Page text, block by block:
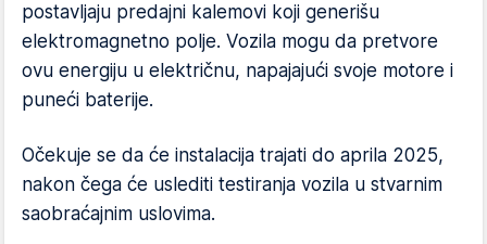
postavljaju predajni kalemovi koji generišu
elektromagnetno polje. Vozila mogu da pretvore
ovu energiju u električnu, napajajući svoje motore i
puneći baterije.
Očekuje se da će instalacija trajati do aprila 2025,
nakon čega će uslediti testiranja vozila u stvarnim
saobraćajnim uslovima.